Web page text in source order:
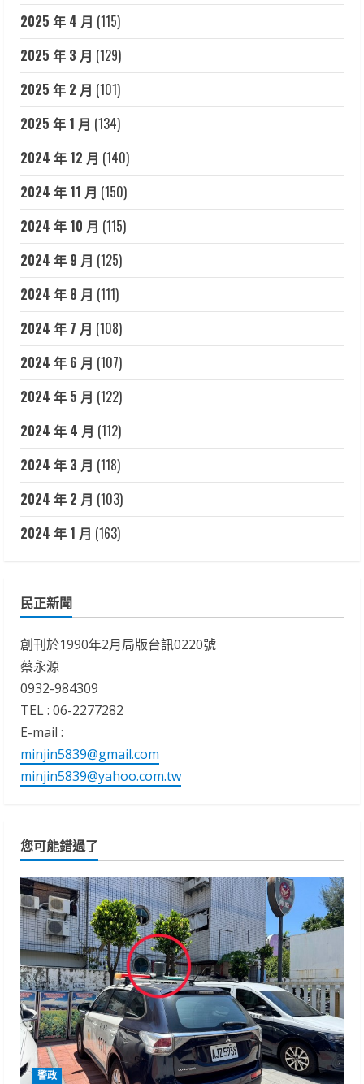
2025 年 4 月 (115)
2025 年 3 月 (129)
2025 年 2 月 (101)
2025 年 1 月 (134)
2024 年 12 月 (140)
2024 年 11 月 (150)
2024 年 10 月 (115)
2024 年 9 月 (125)
2024 年 8 月 (111)
2024 年 7 月 (108)
2024 年 6 月 (107)
2024 年 5 月 (122)
2024 年 4 月 (112)
2024 年 3 月 (118)
2024 年 2 月 (103)
2024 年 1 月 (163)
民正新聞
創刊於1990年2月局版台訊0220號
蔡永源
0932-984309
TEL : 06-2277282
E-mail :
minjin5839@gmail.com
minjin5839@yahoo.com.tw
您可能錯過了
警政